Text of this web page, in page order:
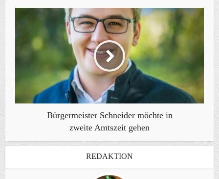
Bürgermeister Schneider möchte in
zweite Amtszeit gehen
REDAKTION